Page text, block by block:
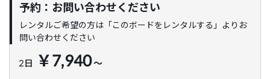
予約：お問い合わせください
レンタルご希望の方は「このボードをレンタルする」よりお
問い合わせください
2日 ￥7,940～